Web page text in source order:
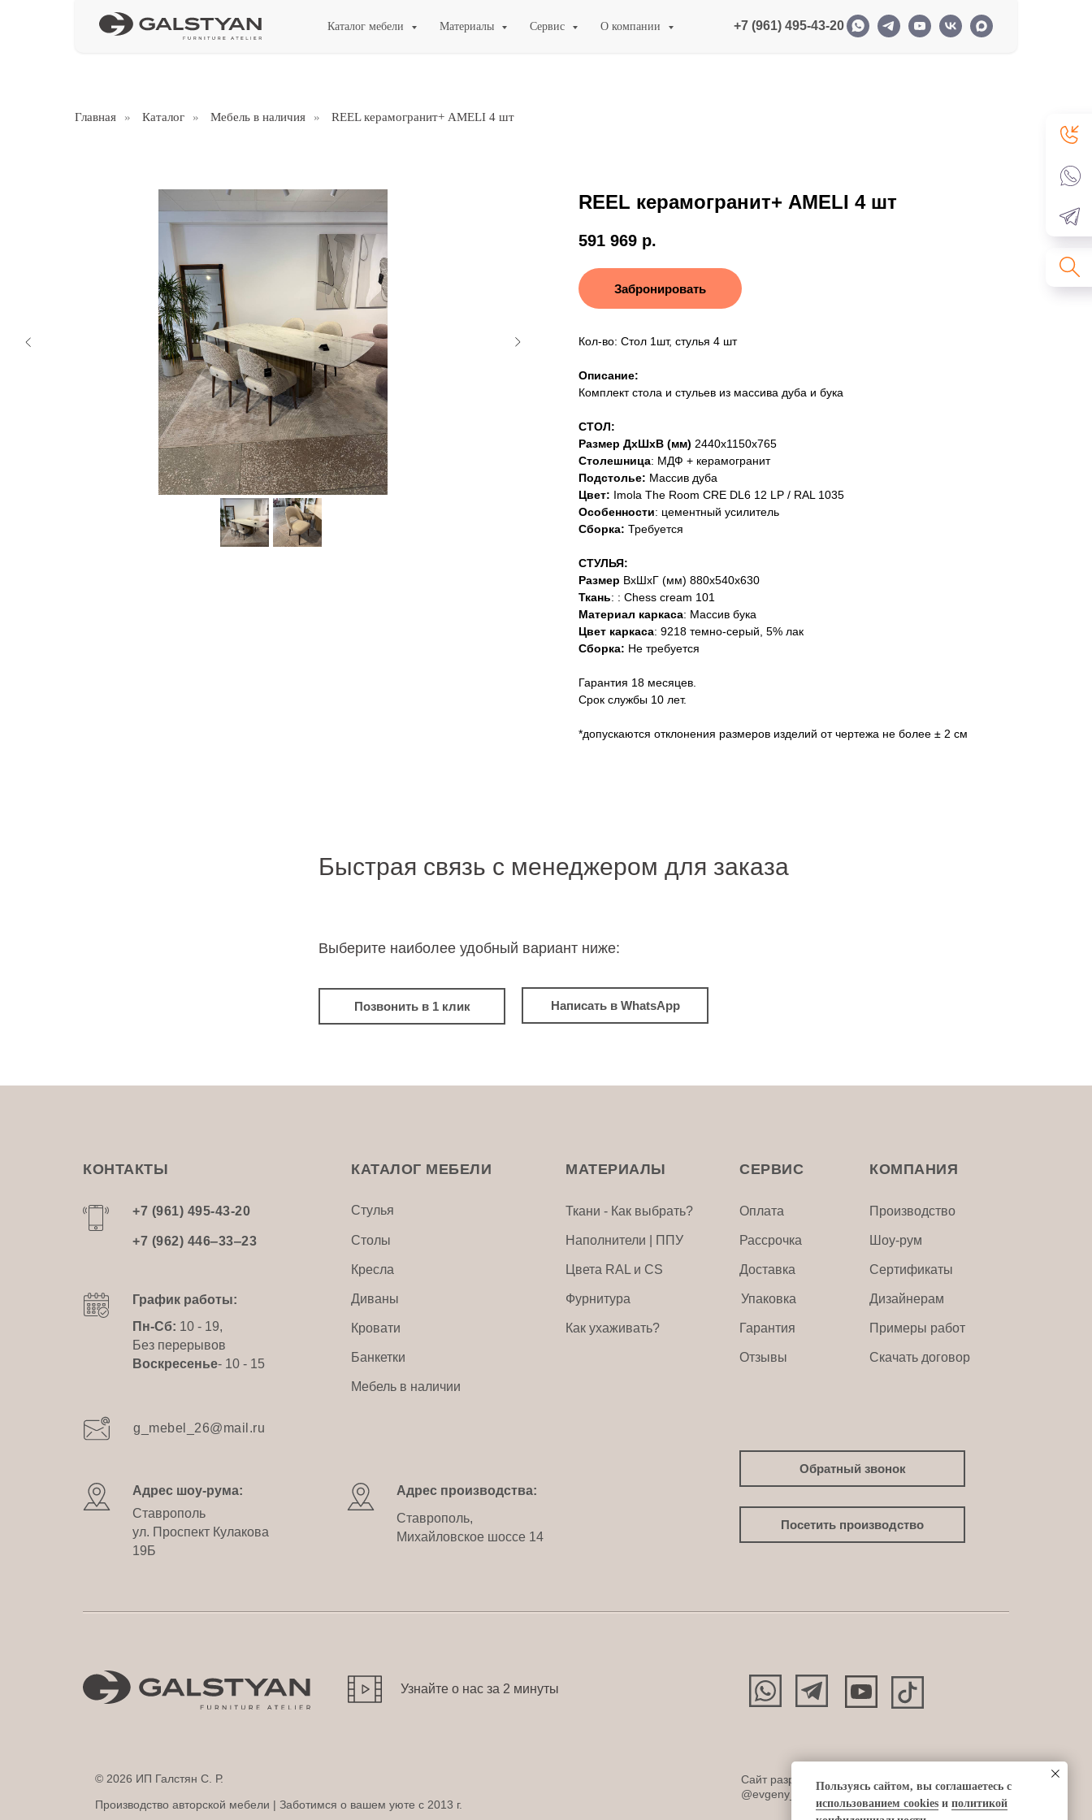
Каталог мебели Материалы Сервис О компании +7 (961) 495-43-20
Главная » Каталог » Мебель в наличия » REEL керамогранит+ AMELI 4 шт
REEL керамогранит+ AMELI 4 шт
591 969 р.
Забронировать
Кол-во: Стол 1шт, стулья 4 шт
Описание:
Комплект стола и стульев из массива дуба и бука
СТОЛ:
Размер ДхШхВ (мм) 2440х1150х765
Столешница: МДФ + керамогранит
Подстолье: Массив дуба
Цвет: Imola The Room CRE DL6 12 LP / RAL 1035
Особенности: цементный усилитель
Сборка: Требуется
СТУЛЬЯ:
Размер ВхШхГ (мм) 880х540х630
Ткань: : Chess cream 101
Материал каркаса: Массив бука
Цвет каркаса: 9218 темно-серый, 5% лак
Сборка: Не требуется
Гарантия 18 месяцев.
Срок службы 10 лет.
*допускаются отклонения размеров изделий от чертежа не более ± 2 см
Быстрая связь с менеджером для заказа
Выберите наиболее удобный вариант ниже:
Написать в WhatsApp
Позвонить в 1 клик
Пользуясь сайтом, вы соглашаетесь с
использованием cookies и политикой
Узнайте о нас за 2 минуты
Посетить производство
Обратный звонок
Примеры работ
Сертификаты
Дизайнерам
Сайт разработан:
@evgeny_design
Производство
© 2026 ИП Галстян С. Р.
Производство авторской мебели | Заботимся о вашем уюте с 2013 г.
Скачать договор
КОМПАНИЯ
Оплата
Упаковка
СЕРВИС
Гарантия
Ткани - Как выбрать?
Отзывы
Наполнители | ППУ
Доставка
Цвета RAL и CS
Фурнитура
Как ухаживать?
МАТЕРИАЛЫ
Стулья
Кресла
Столы
Диваны
Кровати
Банкетки
Мебель в наличии
КАТАЛОГ МЕБЕЛИ
+7 (962) 446‒33‒23
g_mebel_26@mail.ru
+7 (961) 495-43-20
График работы:
Пн-Сб: 10 - 19,
Без перерывов
Воскресенье- 10 - 15
Адрес шоу-рума:
Ставрополь
ул. Проспект Кулакова
19Б
Ставрополь,
Михайловское шоссе 14
Адрес производства:
КОНТАКТЫ
Шоу-рум
Рассрочка